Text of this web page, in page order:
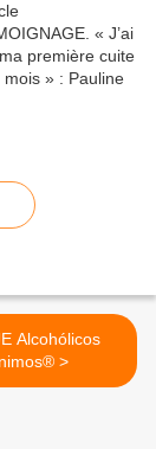
Alcohólicos
Anónimos® >